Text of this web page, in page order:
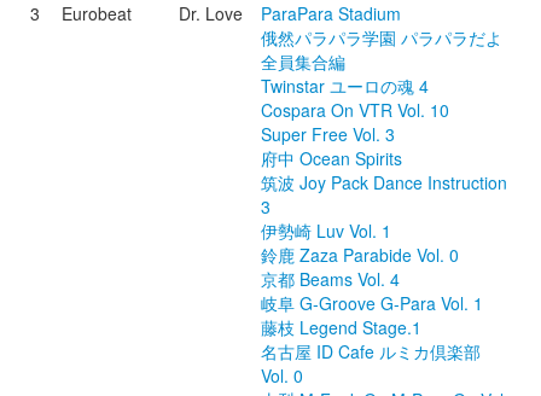
3
Eurobeat Dr. Love
ParaPara Stadium
俄然パラパラ学園 パラパラだよ
全員集合編
Twinstar ユーロの魂 4
Cospara On VTR Vol. 10
Super Free Vol. 3
府中 Ocean Spirits
筑波 Joy Pack Dance Instruction
3
伊勢崎 Luv Vol. 1
鈴鹿 Zaza Parabide Vol. 0
京都 Beams Vol. 4
岐阜 G-Groove G-Para Vol. 1
藤枝 Legend Stage.1
名古屋 ID Cafe ルミカ倶楽部
Vol. 0